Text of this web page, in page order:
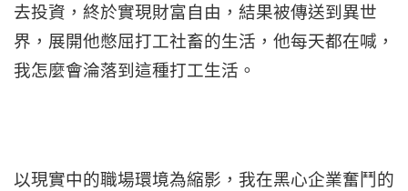
去投資，終於實現財富自由，結果被傳送到異世
界，展開他憋屈打工社畜的生活，他每天都在喊，
我怎麼會淪落到這種打工生活。
以現實中的職場環境為縮影，我在黑心企業奮鬥的